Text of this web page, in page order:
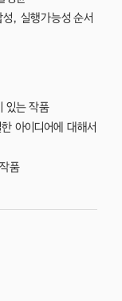
, 실행가능성 순서
있는 작품
아이디어에 대해서
품